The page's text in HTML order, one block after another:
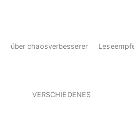
über chaosverbesserer
VERSCHIEDENES